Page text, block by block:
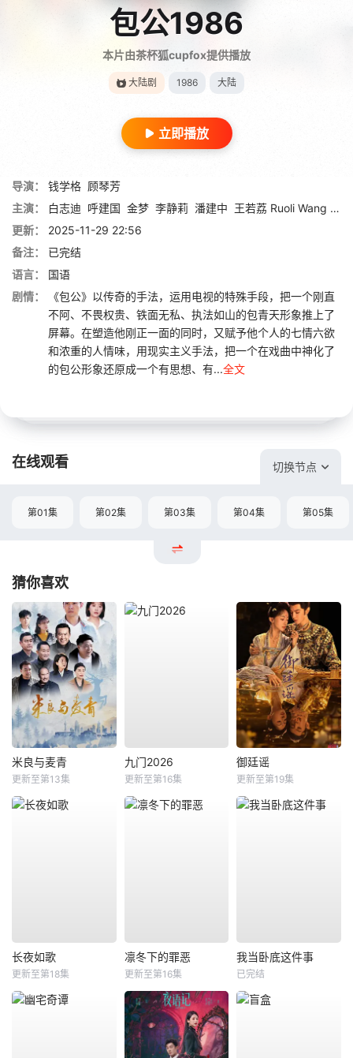
包公1986
本片由茶杯狐cupfox提供播放
大陆剧 1986 大陆
立即播放
导演： 钱学格 顾琴芳
主演：
白志迪 呼建国 金梦 李静莉 潘建中 王若荔 Ruoli Wang 赵
更新：
2025-11-29 22:56
备注：
已完结
语言：
国语
剧情：
《包公》以传奇的手法，运用电视的特殊手段，把一个刚直
不阿、不畏权贵、铁面无私、执法如山的包青天形象推上了
屏幕。在塑造他刚正一面的同时，又赋予他个人的七情六欲
和浓重的人情味，用现实主义手法，把一个在戏曲中神化了
的包公形象还原成一个有思想、有...全文
在线观看 切换节点
第01集 第02集 第03集 第04集 第05集
猜你喜欢
米良与麦青
更新至第13集
九门2026
更新至第16集
御廷谣
更新至第19集
长夜如歌
更新至第18集
凛冬下的罪恶
更新至第16集
我当卧底这件事
已完结